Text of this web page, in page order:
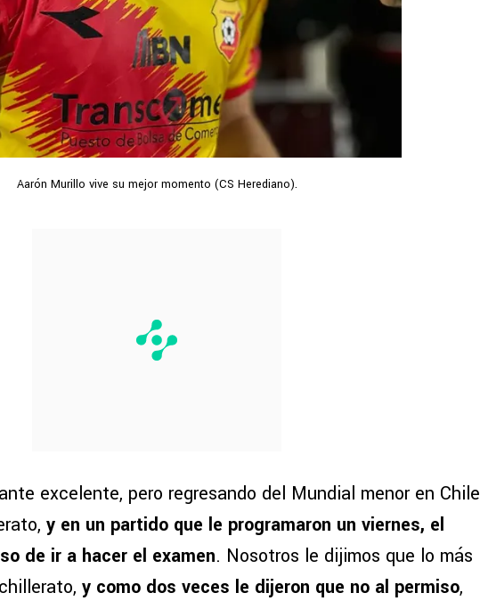
Aarón Murillo vive su mejor momento (CS Herediano).
excelente, pero regresando del Mundial menor en Chile
y en un partido que le programaron un viernes, el
de ir a hacer el examen. Nosotros le dijimos que lo más
y como dos veces le dijeron que no al permiso,